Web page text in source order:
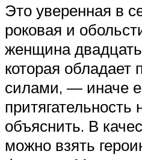
Это уверенная в
роковая и
женщина двадцать
которая обладает
силами, — иначе
притягательность
объяснить. В
можно взять